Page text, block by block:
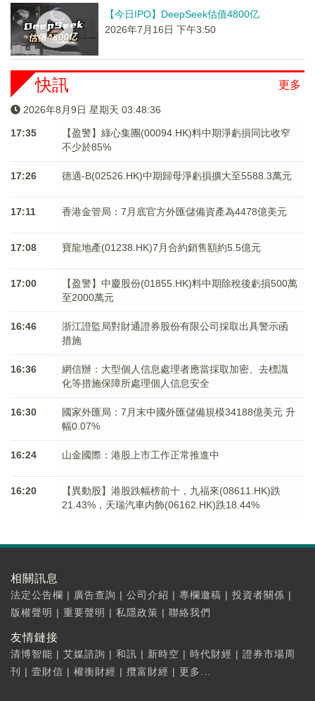
【今日IPO】DeepSeek估值4800亿
2026年7月16日 下午3:50
更多
快訊
2026年8月9日 星期天 03:48:36
17:35
【盈警】綠心集團(00094.HK)料中期淨虧損同比收窄
不少於85%
17:26 德適-B(02526.HK)中期歸母淨虧損擴大至5588.3萬元
17:11 香港金管局：7月底官方外匯儲備資產為4478億美元
17:08 寶龍地產(01238.HK)7月合約銷售額約5.5億元
17:00
【盈警】中慶股份(01855.HK)料中期除稅後虧損500萬
至2000萬元
16:46
浙江證監局對財通證券股份有限公司採取出具警示函
措施
16:36
網信辦：大型個人信息處理者應當採取加密、去標識
化等措施保障所處理個人信息安全
16:30
國家外匯局：7月末中國外匯儲備規模34188億美元 升
幅0.07%
16:24 山金國際：港股上市工作正常推進中
16:20
【異動股】港股跌幅榜前十，九福來(08611.HK)跌
21.43%，天瑞汽車内飾(06162.HK)跌18.44%
相關訊息
法定公告欄 | 廣告查詢 | 公司介紹 | 專欄邀稿 | 投資者關係 |
版權聲明 | 重要聲明 | 私隱政策 | 聯絡我們
友情鏈接
清博智能 | 艾媒諮詢 | 和訊 | 新時空 | 時代財經 | 證券市場周
刊
| 壹財信 | 權衡財經 | 攬富財經 | 更多...